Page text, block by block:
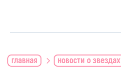
главная новости о звездах